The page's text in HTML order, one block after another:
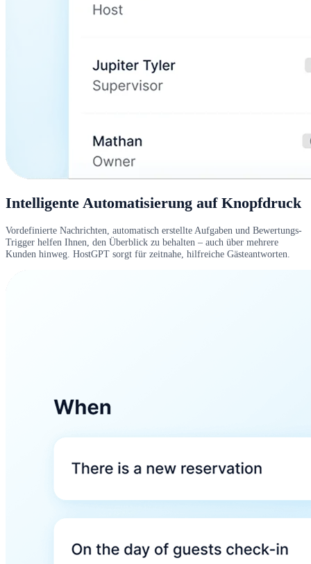
Intelligente Automatisierung auf Knopfdruck
Vordefinierte Nachrichten, automatisch erstellte Aufgaben und Bewertungs-
Trigger helfen Ihnen, den Überblick zu behalten – auch über mehrere
Kunden hinweg. HostGPT sorgt für zeitnahe, hilfreiche Gästeantworten.